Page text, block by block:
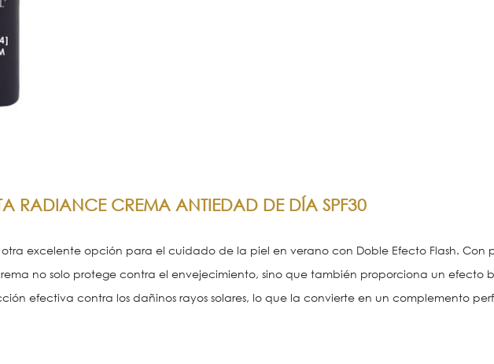
RADIANCE CREMA ANTIEDAD DE DÍA SPF30
excelente opción para el cuidado de la piel en verano con Doble Efecto Flash. Con
no solo protege contra el envejecimiento, sino que también proporciona un efecto
efectiva contra los dañinos rayos solares, lo que la convierte en un complemento